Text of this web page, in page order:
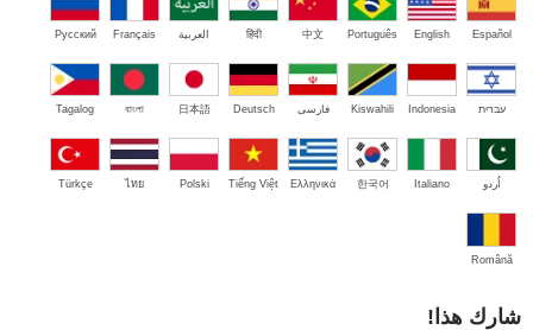
Español
English
Português
中文
हिंदी العربية Français
Русский
עברית Indonesia
Kiswahili فارسی Deutsch
日本語
বাংলা
Tagalog
اُردو Italiano
한국어
Ελληνικά
Tiếng Việt
Polski
ไทย
Türkçe
Română
شارك هذا!